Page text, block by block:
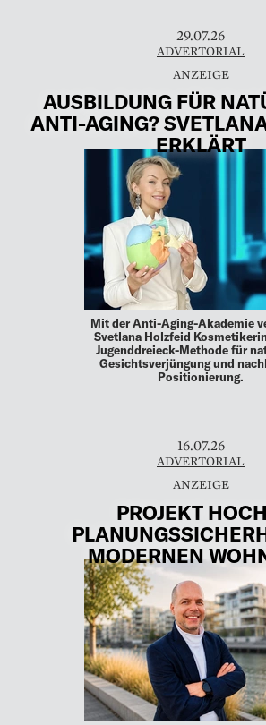
29.07.26
ADVERTORIAL
AUSBILDUNG FÜR
ANTI-AGING?
ERKLÄRT
Mit der Anti-Aging-Akademie
Svetlana Holzfeid
Jugenddreieck-Methode für
Gesichtsverjüngung und
Positionierung.
16.07.26
ADVERTORIAL
PROJEKT
MODERNEN